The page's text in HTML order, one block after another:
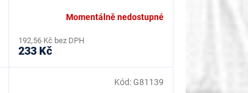
Momentálně nedostupné
192,56 Kč bez DPH
233 Kč
Kód: G81139